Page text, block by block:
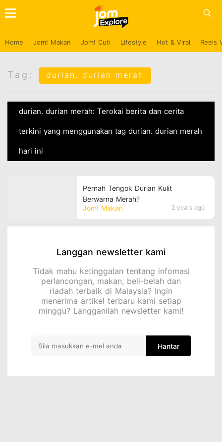
Home Jom! Makan Jom! Cuti Lifestyle Hot & Viral Reels
Tag: durian. durian merah
durian. durian merah: Terokai berita dan cerita
terkini yang menggunakan tag durian. durian merah
hari ini
Jom! Makan 2 years ago
Pernah Tengok Durian Kulit
Berwarna Merah?
Langgan newsletter kami
Tidak mahu ketinggalan tentang infomasi
perlancongan, makan, beli-belah dan
riadah terbaik di Malaysia? Ingin
menerima artikel terbaru kami setiap
minggu? Langganilah newsletter kami!
Hantar